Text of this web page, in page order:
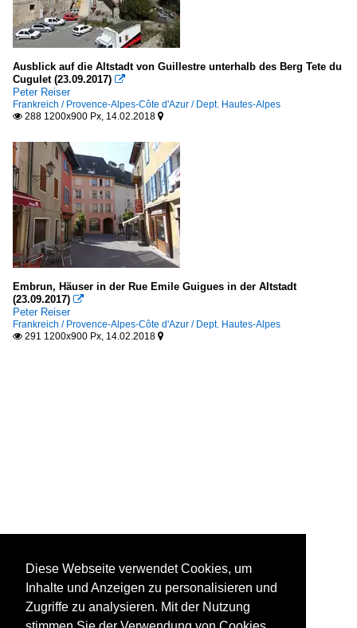
Ausblick auf die Altstadt von Guillestre unterhalb des Berg Tete du
Cugulet (23.09.2017) 
Peter Reiser
Frankreich / Provence-Alpes-Côte d'Azur / Dept. Hautes-Alpes
 288 1200x900 Px, 14.02.2018 
Embrun, Häuser in der Rue Emile Guigues in der Altstadt
(23.09.2017) 
Peter Reiser
Frankreich / Provence-Alpes-Côte d'Azur / Dept. Hautes-Alpes
 291 1200x900 Px, 14.02.2018 
Diese Webseite verwendet Cookies, um
Inhalte und Anzeigen zu personalisieren und
Zugriffe zu analysieren. Mit der Nutzung